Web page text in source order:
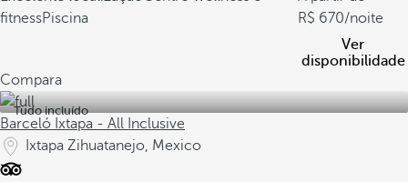
fitnessPiscina
670/noite
Ver
disponibilidade
Compara
Tudo incluído
Barceló Ixtapa - All Inclusive
Ixtapa Zihuatanejo, Mexico